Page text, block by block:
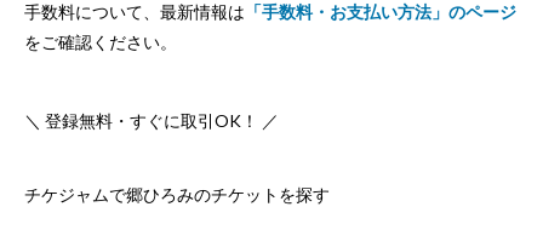
手数料について、最新情報は 「手数料・お支払い方法」のページ
をご確認ください。
＼ 登録無料・すぐに取引OK！ ／
チケジャムで郷ひろみのチケットを探す